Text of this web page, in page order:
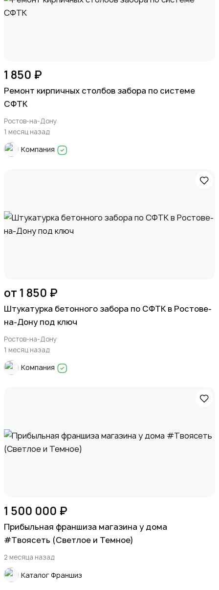
1 850 ₽
Ремонт кирпичных столбов забора по системе
СФТК
Ростов-на-Дону
1 месяц назад
Компания
от 1 850 ₽
Штукатурка бетонного забора по СФТК в Ростове-
на-Дону под ключ
Ростов-на-Дону
1 месяц назад
Компания
1 500 000 ₽
Прибыльная франшиза магазина у дома
#Твоясеть (Светлое и Темное)
2 месяца назад
Каталог Франшиз